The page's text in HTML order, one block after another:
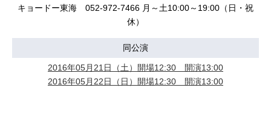
キョードー東海 052-972-7466 月～土10:00～19:00（日・祝
休）
同公演
2016年05月21日（土）開場12:30 開演13:00
2016年05月22日（日）開場12:30 開演13:00